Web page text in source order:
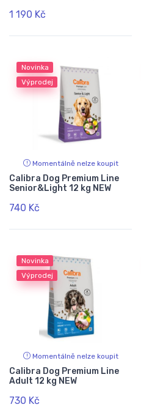
1 190 Kč
Novinka
Výprodej
Momentálně nelze koupit
Calibra Dog Premium Line
Senior&Light 12 kg NEW
740 Kč
Novinka
Výprodej
Momentálně nelze koupit
Calibra Dog Premium Line
Adult 12 kg NEW
730 Kč